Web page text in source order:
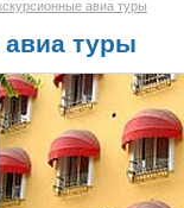
авиа туры
туры